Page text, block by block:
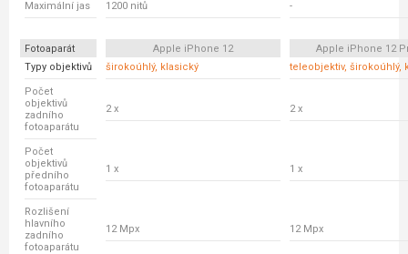
Maximální jas 1200 nitů -
Fotoaparát Apple iPhone 12
Apple iPhone 12
Typy objektivů
širokoúhlý, klasický teleobjektiv, širokoúhlý,
Počet
objektivů
zadního
fotoaparátu
2 x 2 x
Počet
objektivů
předního
fotoaparátu
1 x 1 x
Rozlišení
hlavního
zadního
fotoaparátu
12 Mpx 12 Mpx